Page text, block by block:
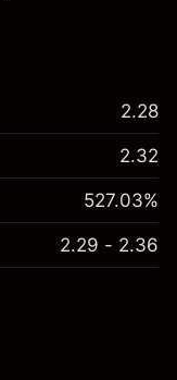
2.28
2.32
527.03%
2.29 - 2.36